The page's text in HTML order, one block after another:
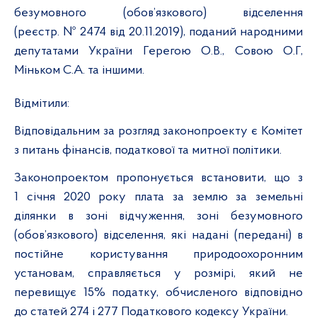
безумовного (обов’язкового) відселення
(реєстр. № 2474 від 20.11.2019), поданий народними
депутатами України Герегою О.В., Совою О.Г,
Міньком С.А. та іншими.
Відмітили:
Відповідальним за розгляд законопроекту є Комітет
з питань фінансів, податкової та митної політики.
Законопроектом пропонується встановити, що з
1 січня 2020 року плата за землю за земельні
ділянки в зоні відчуження, зоні безумовного
(обов’язкового) відселення, які надані (передані) в
постійне користування природоохоронним
установам, справляється у розмірі, який не
перевищує 15% податку, обчисленого відповідно
до статей 274 і 277 Податкового кодексу України.